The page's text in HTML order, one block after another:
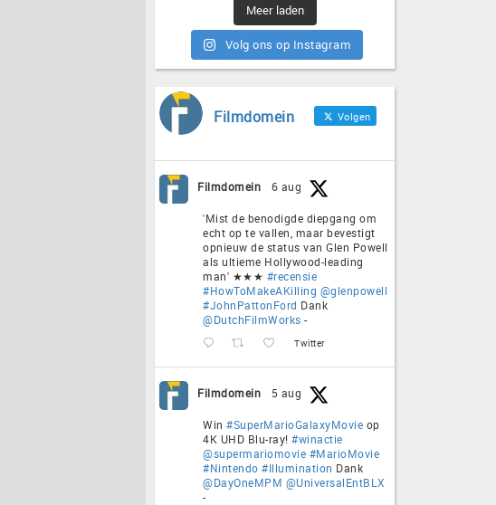
Meer laden
Volg ons op Instagram
Filmdomein Volgen
Filmdomein 6 aug
'Mist de benodigde diepgang om
echt op te vallen, maar bevestigt
opnieuw de status van Glen Powell
als ultieme Hollywood-leading
man' ★★★ #recensie
#HowToMakeAKilling @glenpowell
#JohnPattonFord Dank
@DutchFilmWorks -
Twitter
Filmdomein 5 aug
Win #SuperMarioGalaxyMovie op
4K UHD Blu-ray! #winactie
@supermariomovie #MarioMovie
#Nintendo #Illumination Dank
@DayOneMPM @UniversalEntBLX
-